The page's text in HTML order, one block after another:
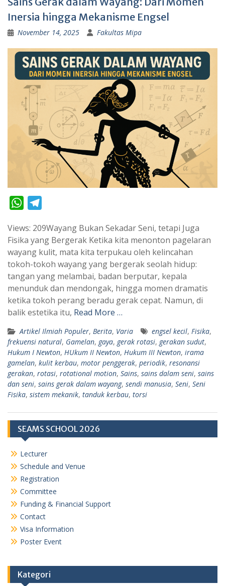
Inersia hingga Mekanisme Engsel
November 14, 2025 Fakultas Mipa
W
a
t
s
A
p
p
l
e
g
r
a
m
Views: 209Wayang Bukan Sekadar Seni, tetapi Juga
Fisika yang Bergerak Ketika kita menonton pagelaran
wayang kulit, mata kita terpukau oleh kelincahan
tokoh-tokoh wayang yang bergerak seolah hidup:
tangan yang melambai, badan berputar, kepala
menunduk dan mendongak, hingga momen dramatis
ketika tokoh perang beradu gerak cepat. Namun, di
balik estetika itu, Read More …
Artikel Ilmiah Populer, Berita, Varia engsel kecil, Fisika,
frekuensi natural, Gamelan, gaya, gerak rotasi, gerakan sudut,
Hukum I Newton, HUkum II Newton, Hukum III Newton, irama
gamelan, kulit kerbau, motor penggerak, periodik, resonansi
gerakan, rotasi, rotational motion, Sains, sains dalam seni, sains
dan seni, sains gerak dalam wayang, sendi manusia, Seni, Seni
Fisika, sistem mekanik, tanduk kerbau, torsi
SEAMS SCHOOL 2026
Lecturer
Schedule and Venue
Registration
Committee
Funding & Financial Support
Contact
Visa Information
Poster Event
Kategori